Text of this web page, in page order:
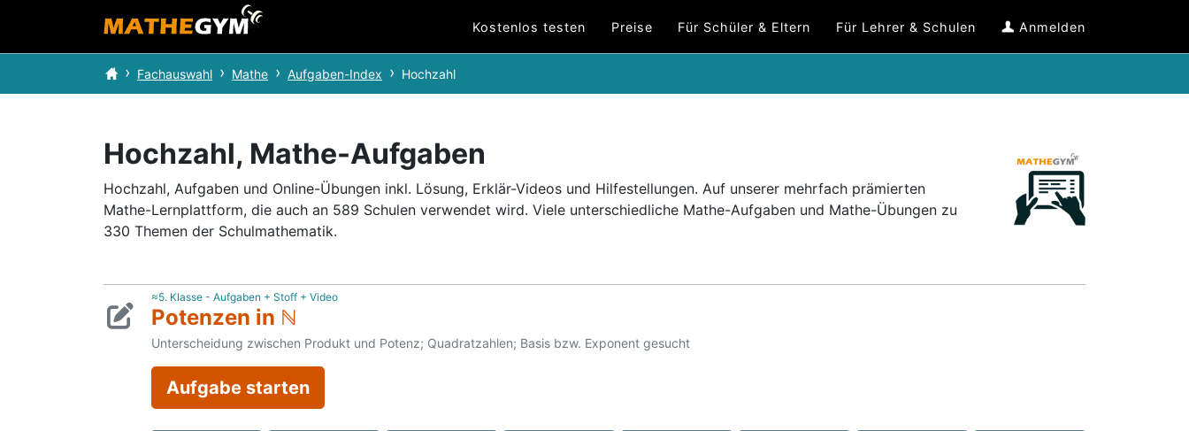
Kostenlos testen Preise Für Schüler & Eltern Für Lehrer & Schulen Anmelden
Fachauswahl Mathe Aufgaben-Index Hochzahl
Hochzahl, Mathe-Aufgaben
Hochzahl, Aufgaben und Online-Übungen inkl. Lösung, Erklär-Videos und Hilfestellungen. Auf unserer mehrfach prämierten
Mathe-Lernplattform, die auch an 589 Schulen verwendet wird. Viele unterschiedliche Mathe-Aufgaben und Mathe-Übungen zu
330 Themen der Schulmathematik.
≈5. Klasse - Aufgaben + Stoff + Video
Potenzen in ℕ
Unterscheidung zwischen Produkt und Potenz; Quadratzahlen; Basis bzw. Exponent gesucht
Aufgabe starten